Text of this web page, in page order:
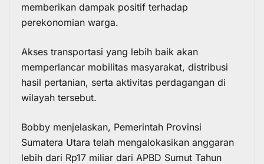
memberikan dampak positif terhadap
perekonomian warga.
Akses transportasi yang lebih baik akan
memperlancar mobilitas masyarakat, distribusi
hasil pertanian, serta aktivitas perdagangan di
wilayah tersebut.
Bobby menjelaskan, Pemerintah Provinsi
Sumatera Utara telah mengalokasikan anggaran
lebih dari Rp17 miliar dari APBD Sumut Tahun